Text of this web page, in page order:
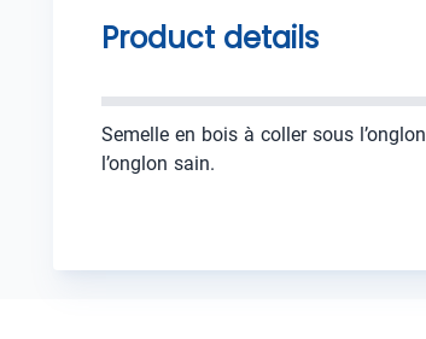
Product details
Semelle en bois à coller sous
l’onglon sain.